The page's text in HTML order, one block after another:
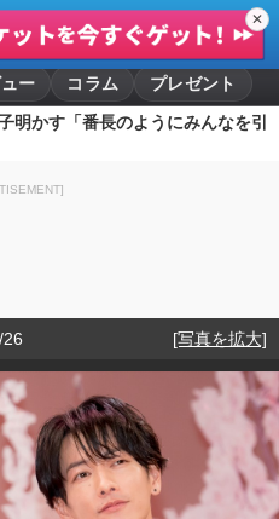
✕
ー コラム
プレゼント
明かす「番長のようにみんなを引
26 [写真を拡大]